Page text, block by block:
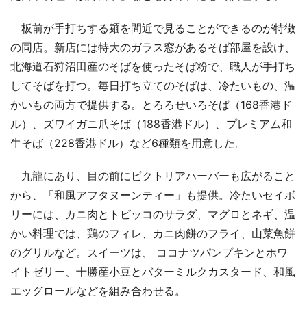
板前が手打ちする麺を間近で見ることができるのが特徴
の同店。新店には特大のガラス窓があるそば部屋を設け、
北海道石狩沼田産のそばを使ったそば粉で、職人が手打ち
してそばを打つ。毎日打ち立てのそばは、冷たいもの、温
かいもの両方で提供する。とろろせいろそば（168香港ド
ル）、ズワイガニ爪そば（188香港ドル）、プレミアム和
牛そば（228香港ドル）など6種類を用意した。
九龍にあり、目の前にビクトリアハーバーも広がること
から、「和風アフタヌーンティー」も提供。冷たいセイボ
リーには、カニ肉とトビッコのサラダ、マグロとネギ、温
かい料理では、鶏のフィレ、カニ肉餅のフライ、山菜魚餅
のグリルなど。スイーツは、 ココナツパンプキンとホワ
イトゼリー、十勝産小豆とバターミルクカスタード、和風
エッグロールなどを組み合わせる。